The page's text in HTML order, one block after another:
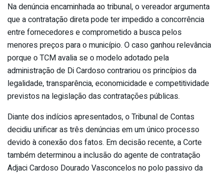
Na denúncia encaminhada ao tribunal, o vereador argumenta
que a contratação direta pode ter impedido a concorrência
entre fornecedores e comprometido a busca pelos
menores preços para o município. O caso ganhou relevância
porque o TCM avalia se o modelo adotado pela
administração de Di Cardoso contrariou os princípios da
legalidade, transparência, economicidade e competitividade
previstos na legislação das contratações públicas.
Diante dos indícios apresentados, o Tribunal de Contas
decidiu unificar as três denúncias em um único processo
devido à conexão dos fatos. Em decisão recente, a Corte
também determinou a inclusão do agente de contratação
Adjaci Cardoso Dourado Vasconcelos no polo passivo da